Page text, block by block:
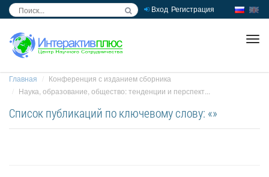
Вход Регистрация
Главная
Конференция с изданием сборника
Наука, образование, общество: тенденции и перспект...
Список публикаций по ключевому слову: «»